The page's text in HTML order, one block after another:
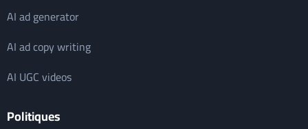
AI ad generator
AI ad copy writing
AI UGC videos
Politiques